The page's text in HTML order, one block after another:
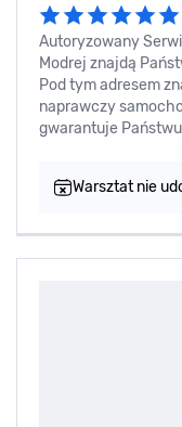
Autoryzowany
Modrej znajdą
Pod tym adresem
naprawczy
gwarantuje
Warsztat nie